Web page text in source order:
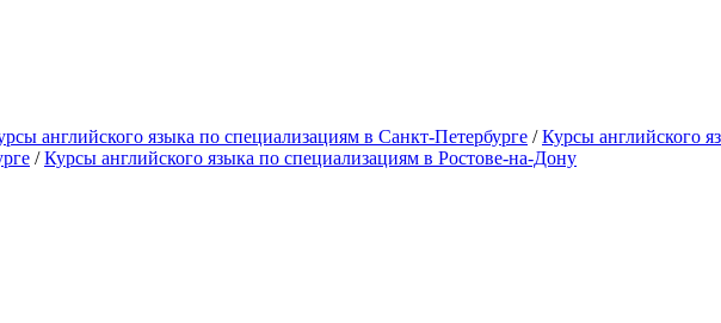
английского языка по специализациям в Санкт-Петербурге /Курсы английского
/Курсы английского языка по специализациям в Ростове-на-Дону